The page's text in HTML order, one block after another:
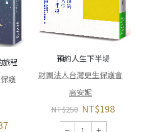
旅程
護
預約人生下半場
財團法人台灣更生保護會
高安妮
NT$250 NT$198